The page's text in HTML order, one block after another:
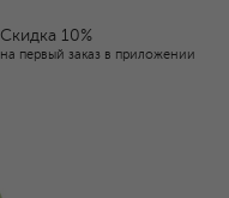
Скидка 10%
на первый заказ в приложении